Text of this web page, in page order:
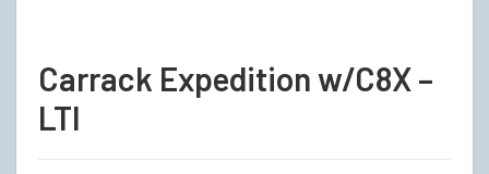
Carrack Expedition w/C8X –
LTI